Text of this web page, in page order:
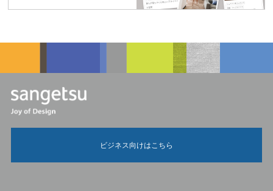
ビジネス向けはこちら